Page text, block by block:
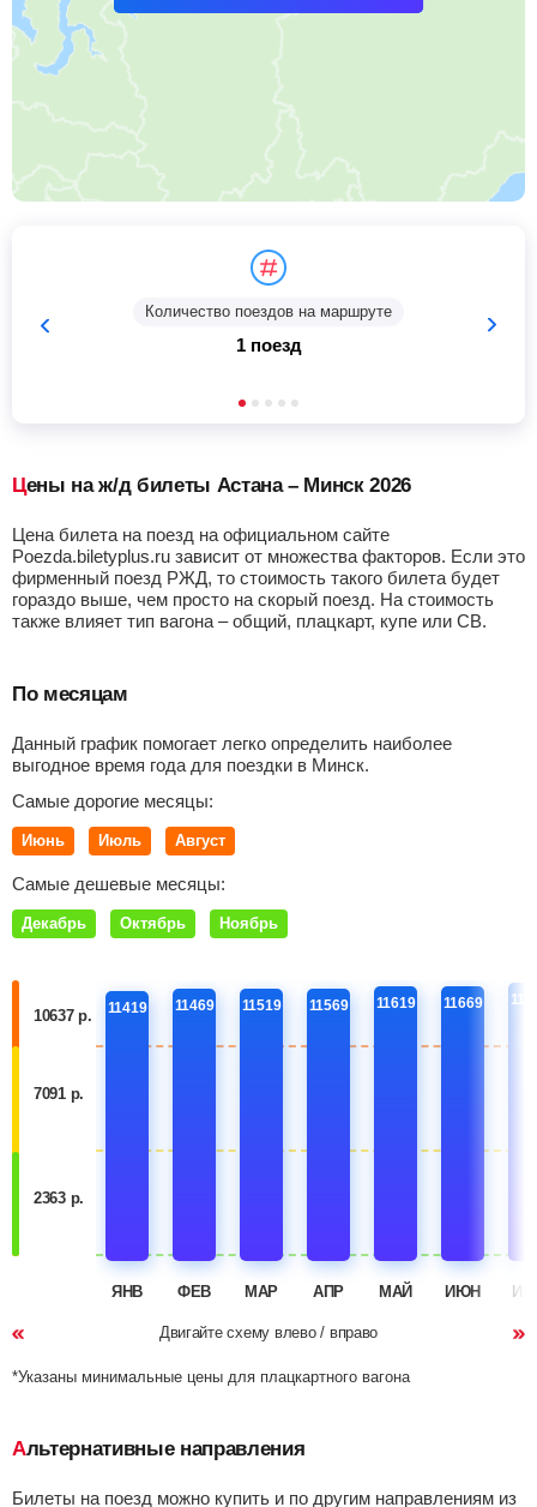
Количество поездов на маршруте
1 поезд
Цены на ж/д билеты Астана – Минск 2026
Цена билета на поезд на официальном сайте
Poezda.biletyplus.ru зависит от множества факторов. Если это
фирменный поезд РЖД, то стоимость такого билета будет
гораздо выше, чем просто на скорый поезд. На стоимость
также влияет тип вагона – общий, плацкарт, купе или СВ.
По месяцам
Данный график помогает легко определить наиболее
выгодное время года для поездки в Минск.
Самые дорогие месяцы:
Июнь Июль Август
Самые дешевые месяцы:
Декабрь Октябрь Ноябрь
10637 р.
7091 р.
2363 р.
11419
ЯНВ
11469
ФЕВ
11519
МАР
11569
АПР
11619
МАЙ
11669
ИЮН
Двигайте схему влево / вправо
*Указаны минимальные цены для плацкартного вагона
Альтернативные направления
Билеты на поезд можно купить и по другим направлениям из